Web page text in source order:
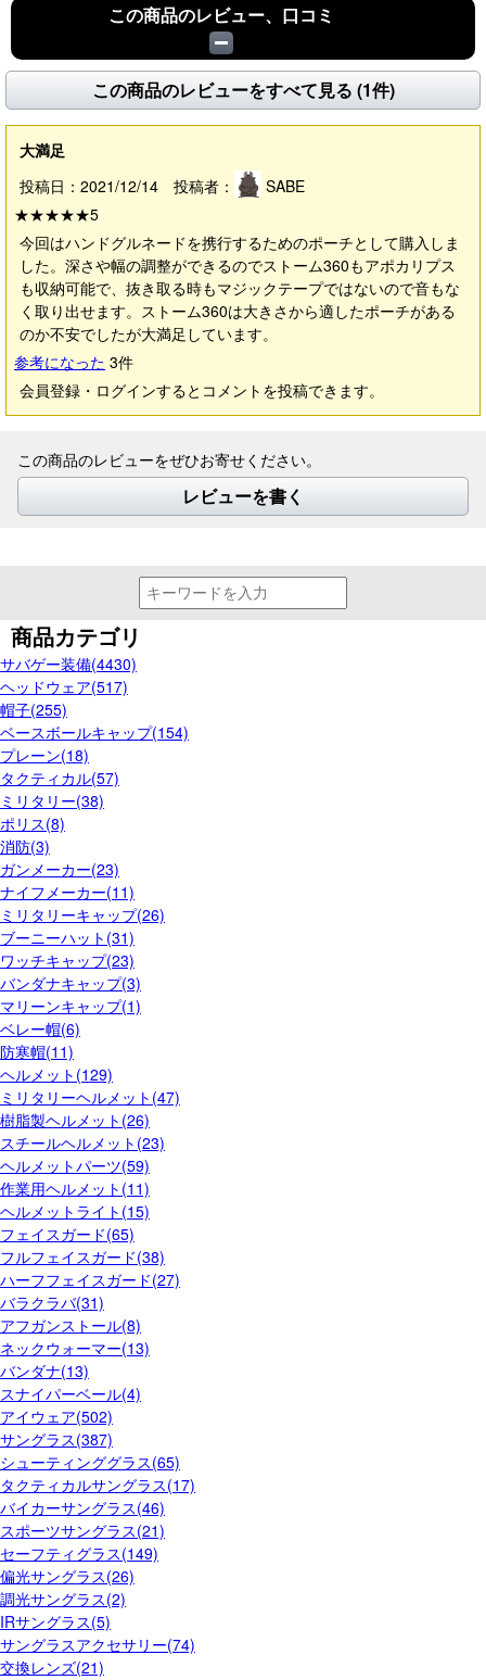
この商品のレビュー、口コミ
この商品のレビューをすべて見る (1件)
大満足
投稿日：2021/12/14 投稿者：
SABE
★★★★★5
今回はハンドグルネードを携行するためのポーチとして購入しま
した。深さや幅の調整ができるのでストーム360もアポカリプス
も収納可能で、抜き取る時もマジックテープではないので音もな
く取り出せます。ストーム360は大きさから適したポーチがある
のか不安でしたが大満足しています。
参考になった 3件
会員登録・ログインするとコメントを投稿できます。
この商品のレビューをぜひお寄せください。
レビューを書く
商品カテゴリ
サバゲー装備(4430)
ヘッドウェア(517)
帽子(255)
ベースボールキャップ(154)
プレーン(18)
タクティカル(57)
ミリタリー(38)
ポリス(8)
消防(3)
ガンメーカー(23)
ナイフメーカー(11)
ミリタリーキャップ(26)
ブーニーハット(31)
ワッチキャップ(23)
バンダナキャップ(3)
マリーンキャップ(1)
ベレー帽(6)
防寒帽(11)
ヘルメット(129)
ミリタリーヘルメット(47)
樹脂製ヘルメット(26)
スチールヘルメット(23)
ヘルメットパーツ(59)
作業用ヘルメット(11)
ヘルメットライト(15)
フェイスガード(65)
フルフェイスガード(38)
ハーフフェイスガード(27)
バラクラバ(31)
アフガンストール(8)
ネックウォーマー(13)
バンダナ(13)
スナイパーベール(4)
アイウェア(502)
サングラス(387)
シューティンググラス(65)
タクティカルサングラス(17)
バイカーサングラス(46)
スポーツサングラス(21)
セーフティグラス(149)
偏光サングラス(26)
調光サングラス(2)
IRサングラス(5)
サングラスアクセサリー(74)
交換レンズ(21)